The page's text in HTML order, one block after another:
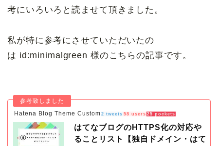
考にいろいろと読ませて頂きました。
私が特に参考にさせていただいたの
は id:minimalgreen 様のこちらの記事です。
Hatena Blog Theme Custom 2 tweets 58 users 25 pockets
はてなブログのHTTPS化の対応や
ることリスト【独自ドメイン・はて